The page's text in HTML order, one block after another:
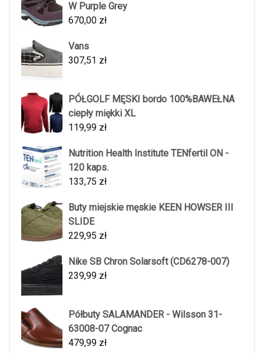
W Purple Grey
670,00 zł
Vans
307,51 zł
PÓŁGOLF MĘSKI bordo 100%BAWEŁNA
ciepły miękki XL
119,99 zł
Nutrition Health Institute TENfertil ON -
120 kaps.
133,75 zł
Buty miejskie męskie KEEN HOWSER III
SLIDE
229,95 zł
Nike SB Chron Solarsoft (CD6278-007)
239,99 zł
Półbuty SALAMANDER - Wilsson 31-
63008-07 Cognac
479,99 zł